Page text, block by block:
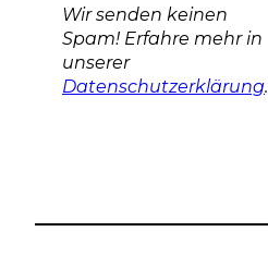
Wir senden keinen
Spam! Erfahre mehr in
unserer
Datenschutzerklärung.